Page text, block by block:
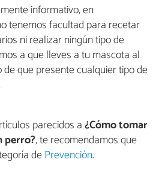
informativo, en
tenemos facultad para recetar
ni realizar ningún tipo de
a que lleves a tu mascota al
que presente cualquier tipo de
parecidos a¿Cómo tomar
perro?, te recomendamos que
dePrevención.